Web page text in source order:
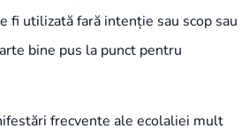
fi utilizată fară intenție sau scop sau
bine pus la punct pentru
frecvente ale ecolaliei mult